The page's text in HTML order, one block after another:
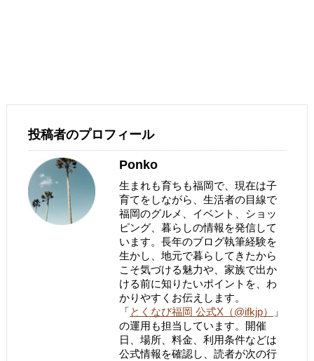
投稿者のプロフィール
Ponko
生まれも育ちも福岡で、現在は子
育てをしながら、生活者の目線で
福岡のグルメ、イベント、ショッ
ピング、暮らしの情報を発信して
います。長年のブログ執筆経験を
生かし、地元で暮らしてきたから
こそ気づける魅力や、家族で出か
ける前に知りたいポイントを、わ
かりやすくお伝えします。
「とくなび福岡 公式X（@ifkjp）
」
の運用も担当しています。開催
日、場所、料金、利用条件などは
公式情報を確認し、読者が次の行